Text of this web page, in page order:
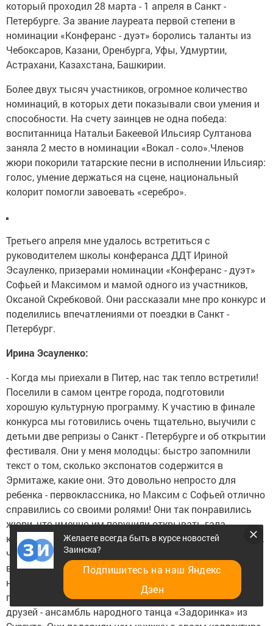
который проходил 28 марта - 1 апреля в Санкт -
Петербурге. За звание лауреата первой степени в
номинации «Конферанс - дуэт» боролись таланты из
Чебоксаров, Казани, Оренбурга, Уфы, Удмуртии,
Астрахани, Казахстана, Башкирии.
Более двух тысяч участников, огромное количество
номинаций, в которых дети показывали свои умения и
способности. На счету заинцев не одна победа:
воспитанница Натальи Бакеевой Ильсияр Султанова
заняла 2 место в номинации «Вокал - соло».Членов
жюри покорили татарские песни в исполнении Ильсияр:
голос, умение держаться на сцене, национальный
колорит помогли завоевать «серебро».
Третьего апреля мне удалось встретиться с
руководителем школы конферанса ДДТ Ириной
Эсауленко, призерами номинации «Конферанс - дуэт»
Софьей и Максимом и мамой одного из участников,
Оксаной Скребковой. Они рассказали мне про конкурс и
поделились впечатлениями от поездки в Санкт -
Петербург.
Ирина Эсауленко:
- Когда мы приехали в Питер, нас так тепло встретили!
Поселили в самом центре города, подготовили
хорошую культурную программу. К участию в финале
конкурса мы готовились очень тщательно, выучили с
детьми две репризы о Санкт - Петербурге и об открытии
фестиваля. Они у меня молодцы: быстро запомнили
текст о том, сколько экспонатов содержится в
Эрмитаже, какие они. Это довольно непросто для
ребенка - первоклассника, но Максим с Софьей отлично
справились со своими ролями! Они так понравились
жюри, что именно им поручили открывать гала -
концерт. Когда нас встречали за кулисами, все думали,
что это дети из Санкт - Петербурга: настолько был
высок уровень их подготовки. Поездка была
насыщенной и интересной: кроме яркого и красочного
гала - концерта мы посмотрели город, завели новых
друзей - ансамбль народного танца «Задоринка» из
Желаете всегда быть в курсе новостей
Заинска?
Подпишитесь на наш Яндекс
Дзен